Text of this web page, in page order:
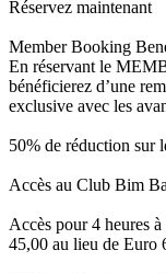
Réservez maintenant
Member Booking
En réservant le
bénéficierez d’une
exclusive avec les
50% de réduction sur
Accès au Club Bim
Accès pour 4 heures
45,00 au lieu de Euro